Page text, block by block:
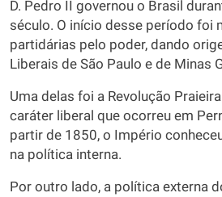
D. Pedro II governou o Brasil
século. O início desse período foi
partidárias pelo poder, dando
Liberais de São Paulo e de Minas
Uma delas foi a Revolução
caráter liberal que ocorreu em
partir de 1850, o Império
na política interna.
Por outro lado, a política externa